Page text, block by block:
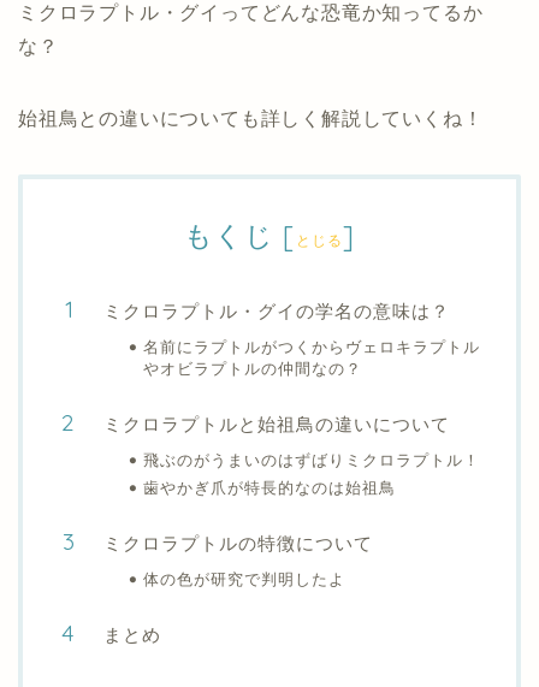
ミクロラプトル・グイってどんな恐竜か知ってるか
な？
始祖鳥との違いについても詳しく解説していくね！
もくじ [ とじる]
ミクロラプトル・グイの学名の意味は？
名前にラプトルがつくからヴェロキラプトル
やオビラプトルの仲間なの？
ミクロラプトルと始祖鳥の違いについて
飛ぶのがうまいのはずばりミクロラプトル！
歯やかぎ爪が特長的なのは始祖鳥
ミクロラプトルの特徴について
体の色が研究で判明したよ
まとめ